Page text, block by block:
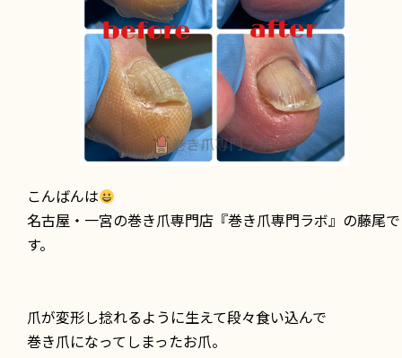
こんばんは
名古屋・一宮の巻き爪専門店『巻き爪専門ラボ』の藤尾で
す。
爪が変形し捻れるように生えて段々食い込んで
巻き爪になってしまったお爪。